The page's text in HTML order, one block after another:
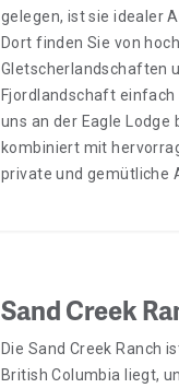
gelegen, ist sie idealer
Dort finden Sie von
Gletscherlandschaften
Fjordlandschaft einfach
uns an der Eagle
kombiniert mit
private und gemütliche
Sand Creek
Die Sand Creek Ranch
British Columbia liegt,